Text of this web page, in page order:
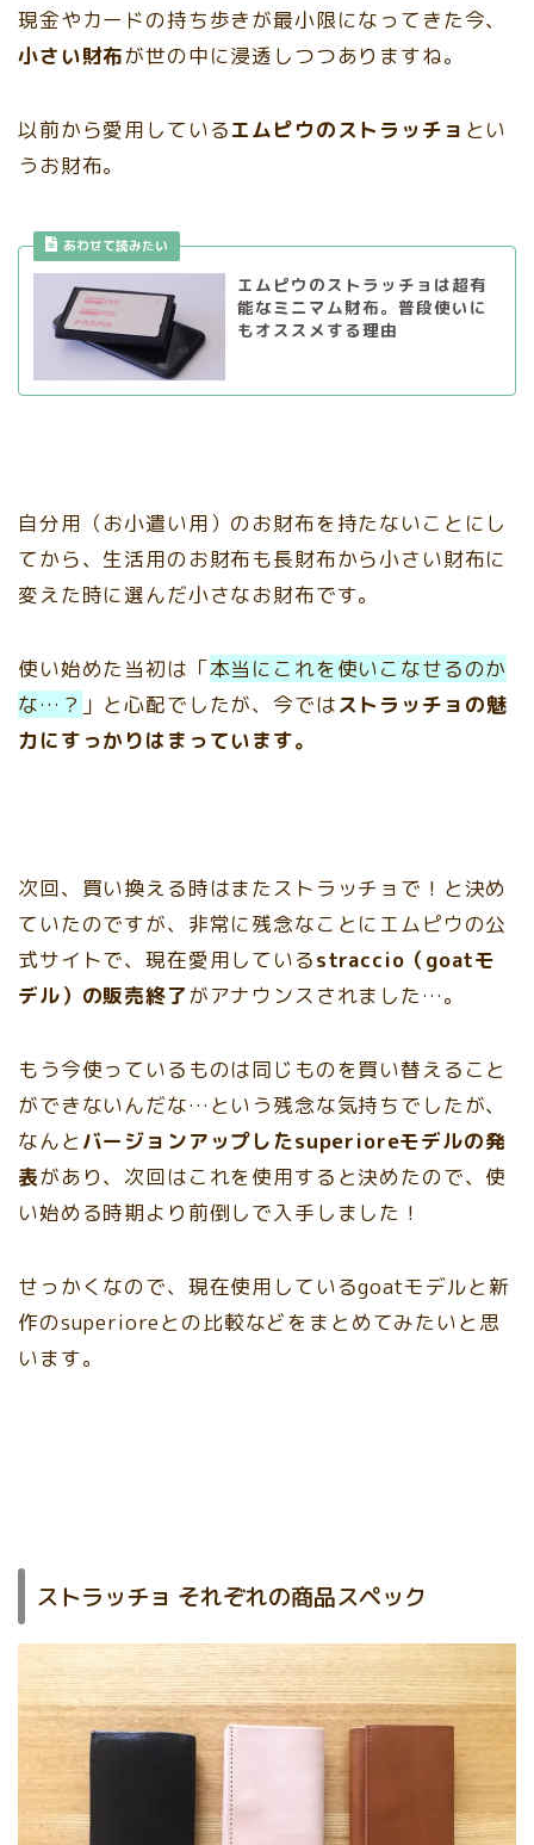
現金やカードの持ち歩きが最小限になってきた今、
小さい財布が世の中に浸透しつつありますね。
以前から愛用しているエムピウのストラッチョ とい
うお財布。
あわせて読みたい
エムピウのストラッチョは超有
能なミニマム財布。普段使いに
もオススメする理由
自分用（お小遣い用）のお財布を持たないことにし
てから、生活用のお財布も長財布から小さい財布に
変えた時に選んだ小さなお財布です。
使い始めた当初は「本当にこれを使いこなせるのか
な…？ 」と心配でしたが、今ではストラッチョの魅
力にすっかりはまっています。
次回、買い換える時はまたストラッチョで！と決め
ていたのですが、非常に残念なことにエムピウの公
式サイトで、現在愛用しているstraccio（goatモ
デル）の販売終了がアナウンスされました…。
もう今使っているものは同じものを買い替えること
ができないんだな…という残念な気持ちでしたが、
なんと バージョンアップしたsuperioreモデルの発
表があり、次回はこれを使用すると決めたので、使
い始める時期より前倒しで入手しました！
せっかくなので、現在使用しているgoatモデルと新
作のsuperioreとの比較などをまとめてみたいと思
います。
ストラッチョ それぞれの商品スペック